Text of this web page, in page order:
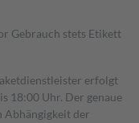
Gebrauch stets Etikett
erfolgt
18:00 Uhr. Der genaue
Abhängigkeit der